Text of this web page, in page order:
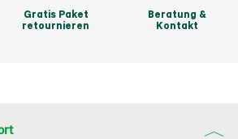
Gratis Paket
retournieren
Beratung &
Kontakt